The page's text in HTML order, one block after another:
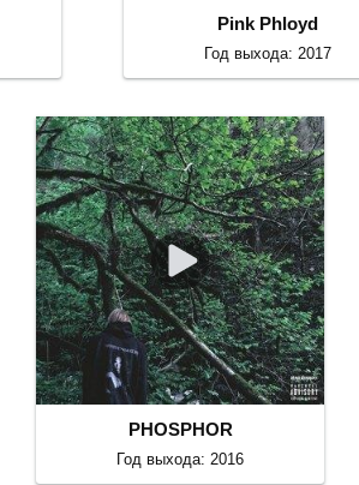
Pink Phloyd
Год выхода: 2017
PHOSPHOR
Год выхода: 2016